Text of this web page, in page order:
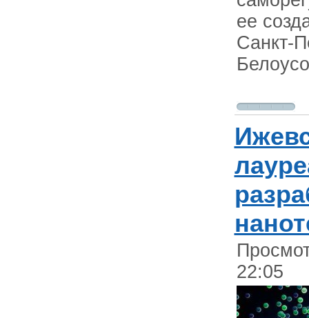
ее
Санкт-
22:05